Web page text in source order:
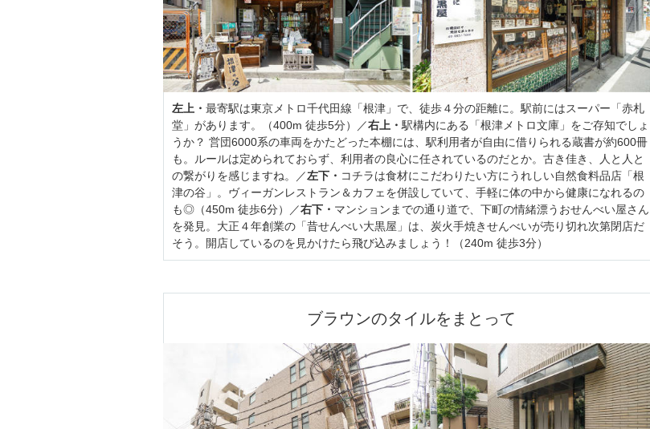
左上・ 最寄駅は東京メトロ千代田線「根津」で、徒歩４分の距離に。駅前にはスーパー「赤札
堂」があります。（400m 徒歩5分）／右上・ 駅構内にある「根津メトロ文庫」をご存知でしょ
うか？ 営団6000系の車両をかたどった本棚には、駅利用者が自由に借りられる蔵書が約600冊
も。ルールは定められておらず、利用者の良心に任されているのだとか。古き佳き、人と人と
の繋がりを感じますね。／左下・ コチラは食材にこだわりたい方にうれしい自然食料品店「根
津の谷」。ヴィーガンレストラン＆カフェを併設していて、手軽に体の中から健康になれるの
も◎（450m 徒歩6分）／右下・ マンションまでの通り道で、下町の情緒漂うおせんべい屋さん
を発見。大正４年創業の「昔せんべい大黒屋」は、炭火手焼きせんべいが売り切れ次第閉店だ
そう。開店しているのを見かけたら飛び込みましょう！（240m 徒歩3分）
ブラウンのタイルをまとって